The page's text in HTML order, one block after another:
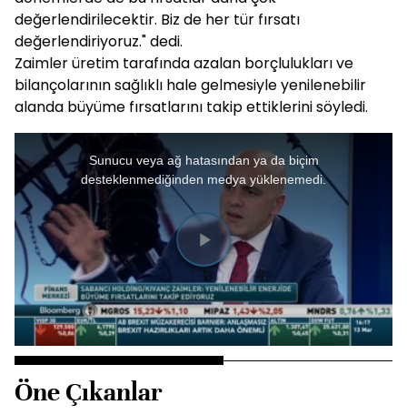
değerlendirilecektir. Biz de her tür fırsatı
değerlendiriyoruz." dedi.
Zaimler üretim tarafında azalan borçlulukları ve
bilançolarının sağlıklı hale gelmesiyle yenilenebilir
alanda büyüme fırsatlarını takip ettiklerini söyledi.
Videoyu
Oynat
This
is
a
modal
window.
Sunucu veya ağ hatasından ya da biçim
desteklenmediğinden medya yüklenemedi.
Öne Çıkanlar